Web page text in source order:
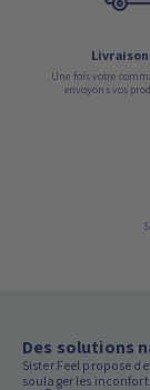
Une fois votre
envoyons vos
Des solutions
Sister Feel propose
soulager les